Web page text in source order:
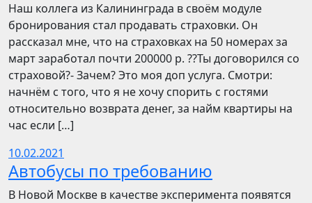
Наш коллега из Калининграда в своём модуле
бронирования стал продавать страховки. Он
рассказал мне, что на страховках на 50 номерах за
март заработал почти 200000 р. ??Ты договорился со
страховой?- Зачем? Это моя доп услуга. Смотри:
начнём с того, что я не хочу спорить с гостями
относительно возврата денег, за найм квартиры на
час если […]
10.02.2021
Автобусы по требованию
В Новой Москве в качестве эксперимента появятся